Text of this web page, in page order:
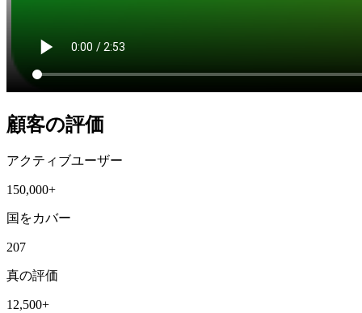
顧客の評価
アクティブユーザー
150,000+
国をカバー
207
真の評価
12,500+